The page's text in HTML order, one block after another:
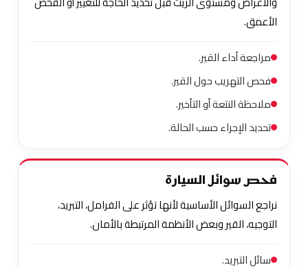
الأعمق.
مراجعة أداء القير.
فحص التهريب حول القير.
ملاحظة النتعة أو التأخير.
تحديد الإجراء حسب الحالة.
فحص سوائل السيارة
نراجع السوائل الأساسية لأنها تؤثر على الفرامل، التبريد،
التوجيه، القير وبعض الأنظمة المرتبطة بالأمان.
سائل التبريد.